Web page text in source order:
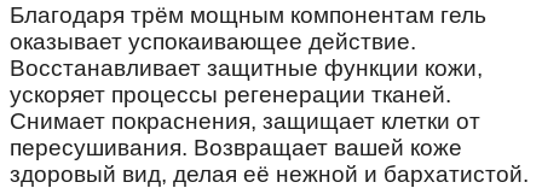
Благодаря трём мощным компонентам гель
оказывает успокаивающее действие.
Восстанавливает защитные функции кожи,
ускоряет процессы регенерации тканей.
Снимает покраснения, защищает клетки от
пересушивания. Возвращает вашей коже
здоровый вид, делая её нежной и бархатистой.